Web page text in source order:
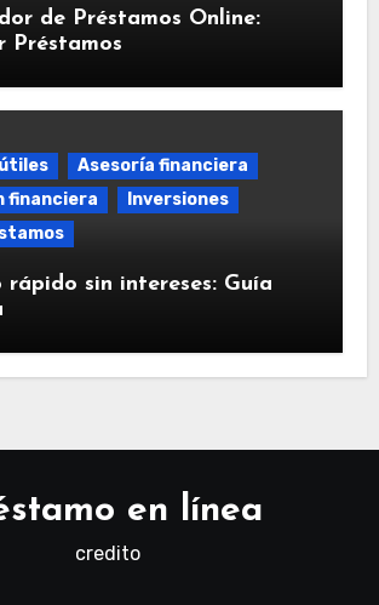
de Préstamos Online:
Préstamos
Asesoría financiera
financiera
Inversiones
rápido sin intereses: Guía
en línea
credito